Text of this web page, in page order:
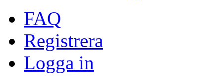
FAQ
Registrera
Logga in